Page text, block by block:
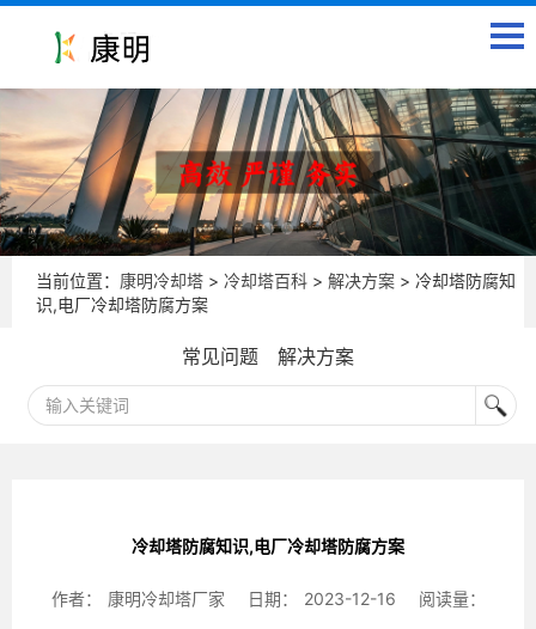
当前位置： 康明冷却塔 > 冷却塔百科 > 解决方案 > 冷却塔防腐知
识,电厂冷却塔防腐方案
常见问题 解决方案
冷却塔防腐知识,电厂冷却塔防腐方案
作者： 康明冷却塔厂家 日期： 2023-12-16 阅读量：